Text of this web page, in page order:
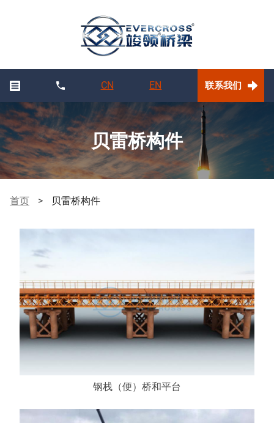
CN EN 联系我们
贝雷桥构件
首页 > 贝雷桥构件
钢栈（便）桥和平台